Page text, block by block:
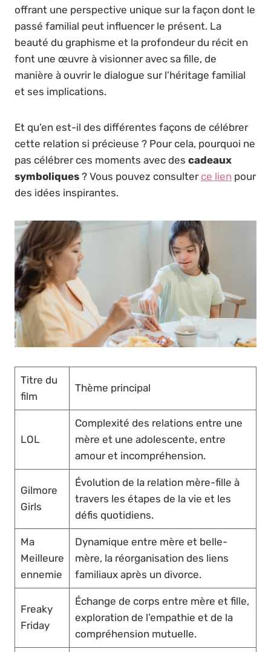
offrant une perspective unique sur la façon dont le
passé familial peut influencer le présent. La
beauté du graphisme et la profondeur du récit en
font une œuvre à visionner avec sa fille, de
manière à ouvrir le dialogue sur l’héritage familial
et ses implications.
Et qu’en est-il des différentes façons de célébrer
cette relation si précieuse ? Pour cela, pourquoi ne
pas célébrer ces moments avec des cadeaux
symboliques ? Vous pouvez consulter ce lien pour
des idées inspirantes.
Titre du
film
Thème principal
LOL
Complexité des relations entre une
mère et une adolescente, entre
amour et incompréhension.
Gilmore
Girls
Évolution de la relation mère-fille à
travers les étapes de la vie et les
défis quotidiens.
Ma
Meilleure
ennemie
Dynamique entre mère et belle-
mère, la réorganisation des liens
familiaux après un divorce.
Freaky
Friday
Échange de corps entre mère et fille,
exploration de l’empathie et de la
compréhension mutuelle.